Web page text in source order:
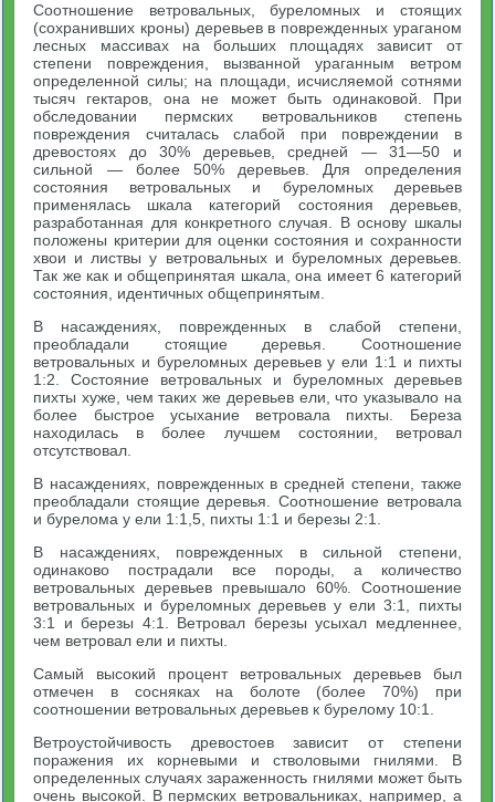
Соотношение ветровальных, буреломных и стоящих
(сохранивших кроны) деревьев в поврежденных ураганом
лесных массивах на больших площадях зависит от
степени повреждения, вызванной ураганным ветром
определенной силы; на площади, исчисляемой сотнями
тысяч гектаров, она не может быть одинаковой. При
обследовании пермских ветровальников степень
повреждения считалась слабой при повреждении в
древостоях до 30% деревьев, средней — 31—50 и
сильной — более 50% деревьев. Для определения
состояния ветровальных и буреломных деревьев
применялась шкала категорий состояния деревьев,
разработанная для конкретного случая. В основу шкалы
положены критерии для оценки состояния и сохранности
хвои и листвы у ветровальных и буреломных деревьев.
Так же как и общепринятая шкала, она имеет 6 категорий
состояния, идентичных общепринятым.
В насаждениях, поврежденных в слабой степени,
преобладали стоящие деревья. Соотношение
ветровальных и буреломных деревьев у ели 1:1 и пихты
1:2. Состояние ветровальных и буреломных деревьев
пихты хуже, чем таких же деревьев ели, что указывало на
более быстрое усыхание ветровала пихты. Береза
находилась в более лучшем состоянии, ветровал
отсутствовал.
В насаждениях, поврежденных в средней степени, также
преобладали стоящие деревья. Соотношение ветровала
и бурелома у ели 1:1,5, пихты 1:1 и березы 2:1.
В насаждениях, поврежденных в сильной степени,
одинаково пострадали все породы, а количество
ветровальных деревьев превышало 60%. Соотношение
ветровальных и буреломных деревьев у ели 3:1, пихты
3:1 и березы 4:1. Ветровал березы усыхал медленнее,
чем ветровал ели и пихты.
Самый высокий процент ветровальных деревьев был
отмечен в сосняках на болоте (более 70%) при
соотношении ветровальных деревьев к бурелому 10:1.
Ветроустойчивость древостоев зависит от степени
поражения их корневыми и стволовыми гнилями. В
определенных случаях зараженность гнилями может быть
очень высокой. В пермских ветровальниках, например, а